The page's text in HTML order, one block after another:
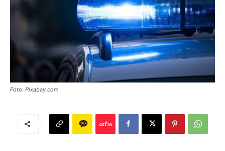
Foto: Pixabay.com